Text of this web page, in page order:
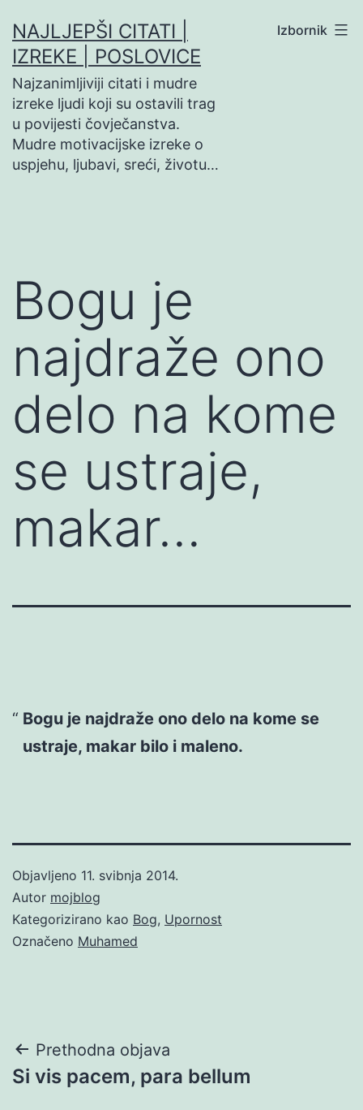
na
sadržaj
NAJLJEPŠI CITATI |
IZREKE | POSLOVICE
Najzanimljiviji citati i mudre
izreke ljudi koji su ostavili trag
u povijesti čovječanstva.
Mudre motivacijske izreke o
uspjehu, ljubavi, sreći, životu…
Izbornik
Bogu je
najdraže ono
delo na kome
se ustraje,
makar…
Bogu je najdraže ono delo na kome se
ustraje, makar bilo i maleno.
Objavljeno 11. svibnja 2014.
Autor mojblog
Kategorizirano kao Bog, Upornost
Označeno Muhamed
Navigacija
objava
Prethodna objava
Si vis pacem, para bellum